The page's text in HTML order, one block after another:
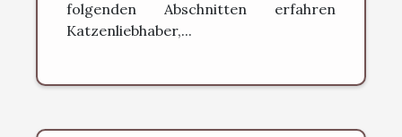
folgenden Abschnitten erfahren
Katzenliebhaber,...